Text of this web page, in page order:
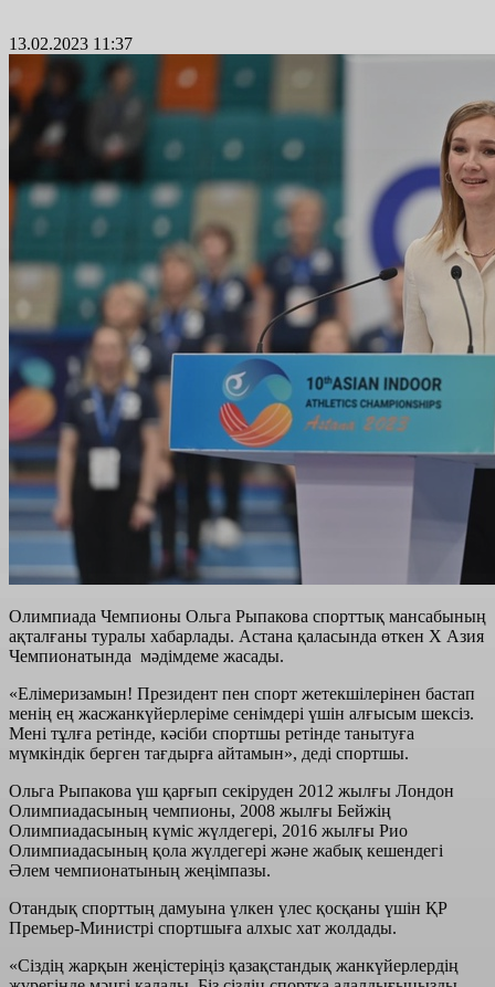
13.02.2023 11:37
Олимпиада Чемпионы Ольга Рыпакова спорттық мансабының
ақталғаны туралы хабарлады. Астана қаласында өткен Х Азия
Чемпионатында мәдімдеме жасады.
«Елімеризамын! Президент пен спорт жетекшілерінен бастап
менің ең жасжанкүйерлеріме сенімдері үшін алғысым шексіз.
Мені тұлға ретінде, кәсіби спортшы ретінде танытуға
мүмкіндік берген тағдырға айтамын», деді спортшы.
Ольга Рыпакова үш қарғып секіруден 2012 жылғы Лондон
Олимпиадасының чемпионы, 2008 жылғы Бейжің
Олимпиадасының күміс жүлдегері, 2016 жылғы Рио
Олимпиадасының қола жүлдегері және жабық кешендегі
Әлем чемпионатының жеңімпазы.
Отандық спорттың дамуына үлкен үлес қосқаны үшін ҚР
Премьер-Министрі спортшыға алхыс хат жолдады.
«Сіздің жарқын жеңістеріңіз қазақстандық жанкүйерлердің